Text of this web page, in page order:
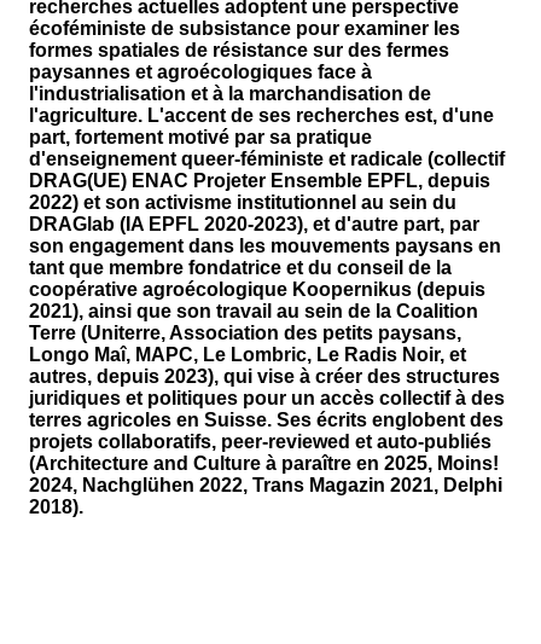
recherches actuelles adoptent une perspective
écoféministe de subsistance pour examiner les
formes spatiales de résistance sur des fermes
paysannes et agroécologiques face à
l'industrialisation et à la marchandisation de
l'agriculture. L'accent de ses recherches est, d'une
part, fortement motivé par sa pratique
d'enseignement queer-féministe et radicale (collectif
DRAG(UE) ENAC Projeter Ensemble EPFL, depuis
2022) et son activisme institutionnel au sein du
DRAGlab (IA EPFL 2020-2023), et d'autre part, par
son engagement dans les mouvements paysans en
tant que membre fondatrice et du conseil de la
coopérative agroécologique Koopernikus (depuis
2021), ainsi que son travail au sein de la Coalition
Terre (Uniterre, Association des petits paysans,
Longo Maî, MAPC, Le Lombric, Le Radis Noir, et
autres, depuis 2023), qui vise à créer des structures
juridiques et politiques pour un accès collectif à des
terres agricoles en Suisse. Ses écrits englobent des
projets collaboratifs, peer-reviewed et auto-publiés
(Architecture and Culture à paraître en 2025, Moins!
2024, Nachglühen 2022, Trans Magazin 2021, Delphi
2018).